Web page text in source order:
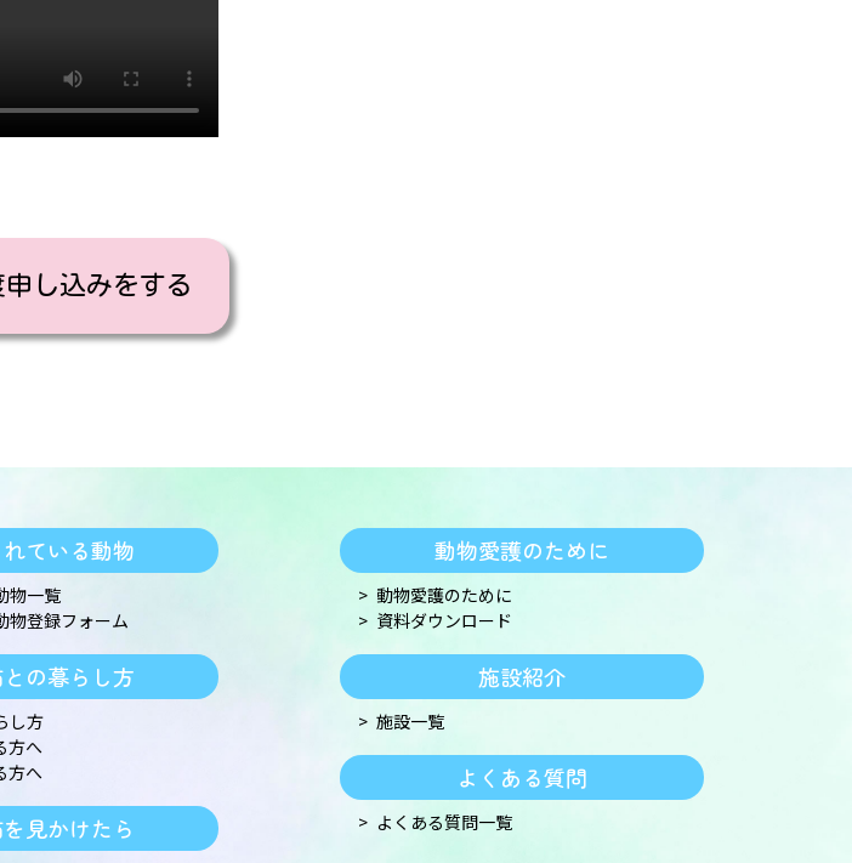
申し込みをする
ている動物
物一覧
物登録フォーム
の暮らし方
し方
方へ
方へ
見かけたら
動物愛護のために
動物愛護のために
資料ダウンロード
施設紹介
施設一覧
よくある質問
よくある質問一覧